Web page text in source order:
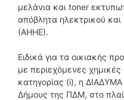
μελάνια και toner
απόβλητα ηλεκτρικού
(ΑΗΗΕ).
Ειδικά για τα οικιακής
με περιεχόμενες
κατηγορίας (i), η
Δήμους της ΠΔΜ, στο